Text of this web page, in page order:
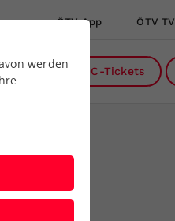
ÖTV App ÖTV TV
Kreise DC-Tickets
werden